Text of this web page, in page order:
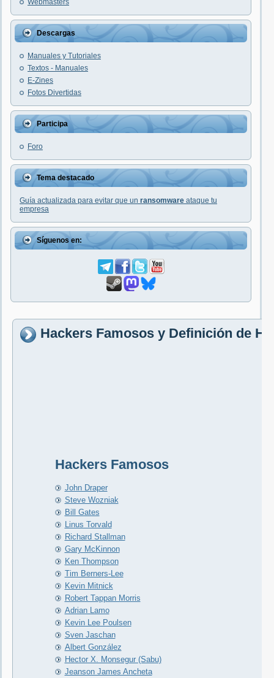
Webmasters
Descargas
Manuales y Tutoriales
Textos - Manuales
E-Zines
Fotos Divertidas
Participa
Foro
Tema destacado
Guía actualizada para evitar que un ransomware ataque tu
empresa
Síguenos en:
Hackers Famosos y Definición de
Hackers Famosos
John Draper
Steve Wozniak
Bill Gates
Linus Torvald
Richard Stallman
Gary McKinnon
Ken Thompson
Tim Berners-Lee
Kevin Mitnick
Robert Tappan Morris
Adrian Lamo
Kevin Lee Poulsen
Sven Jaschan
Albert González
Hector X. Monsegur (Sabu)
Jeanson James Ancheta